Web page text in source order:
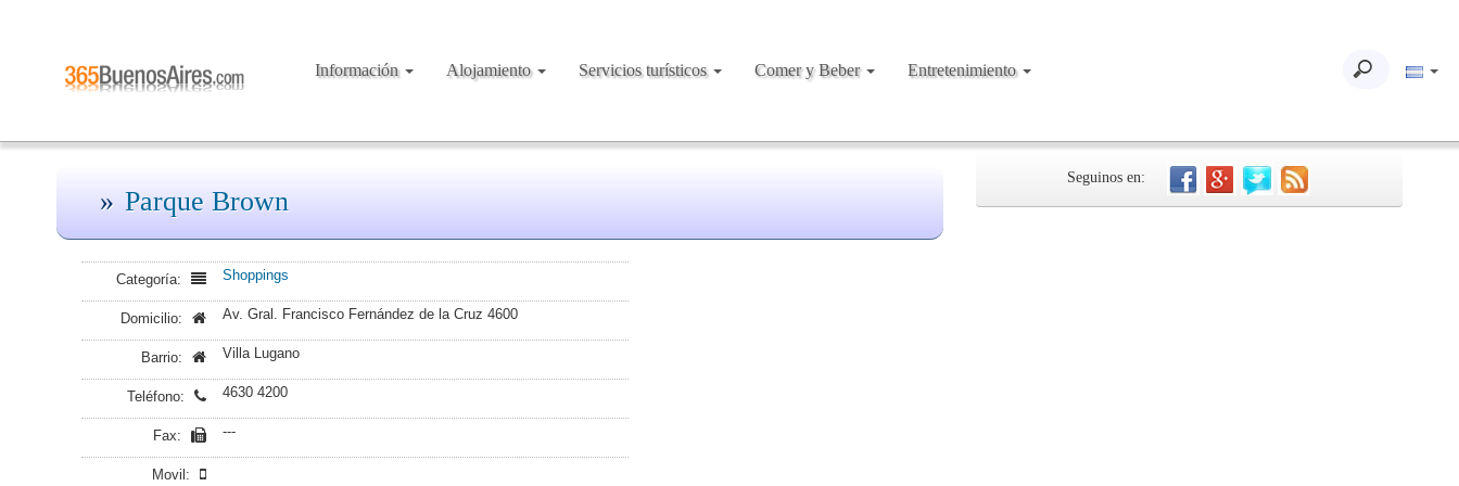
Información Alojamiento Servicios turísticos Comer y Beber Entretenimiento
Parque Brown
Categoría: Shoppings
Domicilio: Av. Gral. Francisco Fernández de la Cruz 4600
Barrio: Villa Lugano
Teléfono: 4630 4200
Fax: ---
Movil:
Seguinos en: